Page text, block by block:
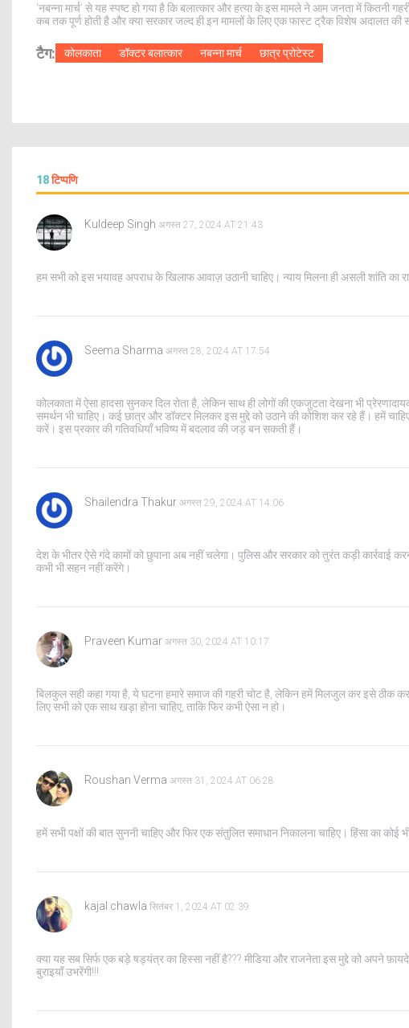
'नबन्ना मार्च' से यह स्पष्ट हो गया है कि बलात्कार और हत्या के इस मामले ने आम जनता में कितनी
कब तक पूर्ण होती है और क्या सरकार जल्द ही इन मामलों के लिए एक फास्ट ट्रैक विशेष अदालत की
टैग: कोलकाता डॉक्टर बलात्कार नबन्ना मार्च छात्र प्रोटेस्ट
18टिप्पणि
Kuldeep Singh अगस्त 27, 2024 AT 21:43
हम सभी को इस भयावह अपराध के खिलाफ आवाज़ उठानी चाहिए। न्याय मिलना ही असली शांति का
Seema Sharma अगस्त 28, 2024 AT 17:54
कोलकाता में ऐसा हादसा सुनकर दिल रोता है, लेकिन साथ ही लोगों की एकजुटता देखना भी
समर्थन भी चाहिए। कई छात्र और डॉक्टर मिलकर इस मुद्दे को उठाने की कोशिश कर रहे हैं। हमें
करें। इस प्रकार की गतिवधियाँ भविष्य में बदलाव की जड़ बन सकती हैं।
Shailendra Thakur अगस्त 29, 2024 AT 14:06
देश के भीतर ऐसे गंदे कामों को छुपाना अब नहीं चलेगा। पुलिस और सरकार को तुरंत कड़ी कार्रवाई
कभी भी सहन नहीं करेंगे।
Praveen Kumar अगस्त 30, 2024 AT 10:17
बिलकुल सही कहा गया है, ये घटना हमारे समाज की गहरी चोट है, लेकिन हमें मिलजुल कर इसे ठीक
लिए सभी को एक साथ खड़ा होना चाहिए, ताकि फिर कभी ऐसा न हो।
Roushan Verma अगस्त 31, 2024 AT 06:28
हमें सभी पक्षों की बात सुननी चाहिए और फिर एक संतुलित समाधान निकालना चाहिए। हिंसा का कोई
kajal chawla सितंबर 1, 2024 AT 02:39
क्या यह सब सिर्फ एक बड़े षड्यंत्र का हिस्सा नहीं है??? मीडिया और राजनेता इस मुद्दे को अपने
बुराइयाँ उभरेंगी!!!